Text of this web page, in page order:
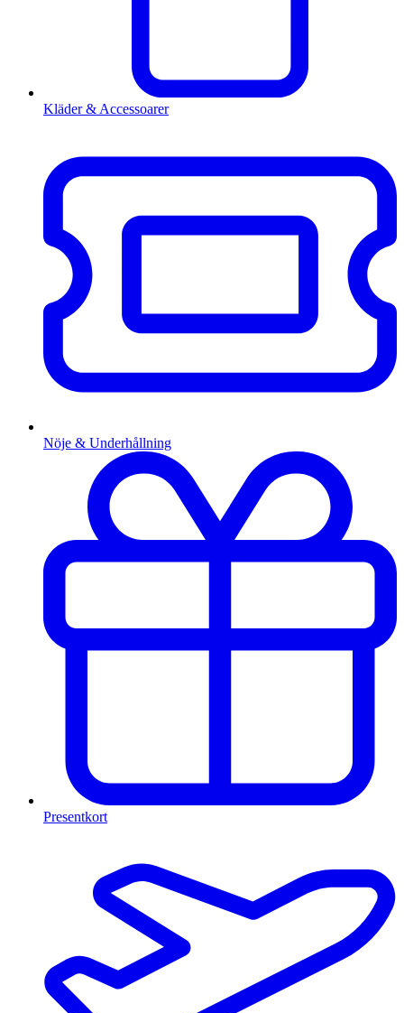
Kläder & Accessoarer
Nöje & Underhållning
Presentkort